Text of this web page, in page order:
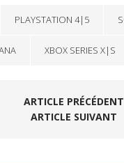
PLAYSTATION 4|5
XBOX SERIES X|S
ARTICLE PRÉCÉDENT
ARTICLE SUIVANT